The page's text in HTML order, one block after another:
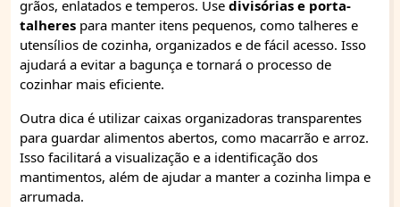
grãos, enlatados e temperos. Use divisórias e porta-
talheres para manter itens pequenos, como talheres e
utensílios de cozinha, organizados e de fácil acesso. Isso
ajudará a evitar a bagunça e tornará o processo de
cozinhar mais eficiente.
Outra dica é utilizar caixas organizadoras transparentes
para guardar alimentos abertos, como macarrão e arroz.
Isso facilitará a visualização e a identificação dos
mantimentos, além de ajudar a manter a cozinha limpa e
arrumada.